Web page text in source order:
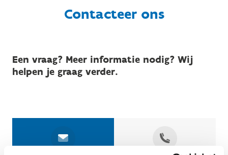
Contacteer ons
Een vraag? Meer informatie nodig? Wij
helpen je graag verder.